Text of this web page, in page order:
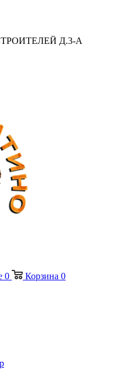
Д.3-А
0 Корзина 0